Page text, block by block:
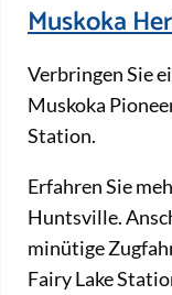
Muskoka
Verbringen Sie
Muskoka
Station.
Erfahren Sie
Huntsville.
minütige
Fairy Lake